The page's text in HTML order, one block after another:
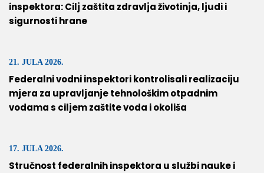
inspektora: Cilj zaštita zdravlja životinja, ljudi i
sigurnosti hrane
21. JULA 2026.
Federalni vodni inspektori kontrolisali realizaciju
mjera za upravljanje tehnološkim otpadnim
vodama s ciljem zaštite voda i okoliša
17. JULA 2026.
Stručnost federalnih inspektora u službi nauke i